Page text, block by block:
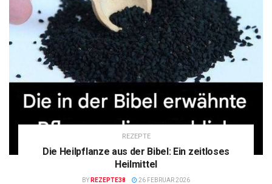
REZEPTE
Die Heilpflanze aus der Bibel: Ein zeitloses
Heilmittel
BY REZEPTE38 26 FEBRUAR 2026